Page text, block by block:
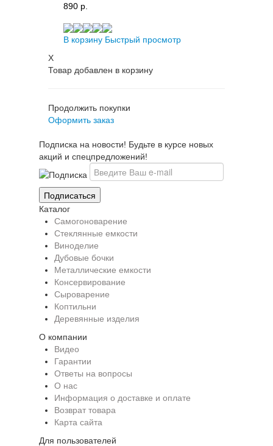
890 p.
В корзину Быстрый просмотр
X
Товар добавлен в корзину
Продолжить покупки
Оформить заказ
Подписка на новости! Будьте в курсе новых
акций и спецпредложений!
Каталог
Самогоноварение
Стеклянные емкости
Виноделие
Дубовые бочки
Металлические емкости
Консервирование
Сыроварение
Коптильни
Деревянные изделия
О компании
Видео
Гарантии
Ответы на вопросы
О нас
Информация о доставке и оплате
Возврат товара
Карта сайта
Для пользователей